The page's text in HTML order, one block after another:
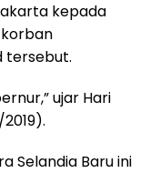
kepada
tersebut.
ujar Hari
Selandia Baru ini